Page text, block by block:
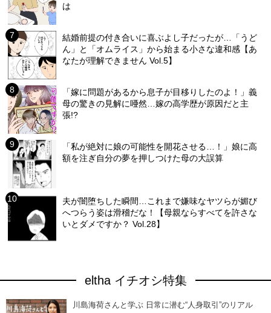
は
結婚前提の付き合いに喜ぶよし子だったが…「うど
ん」と「オムライス」から始まる小さな違和感【あ
なたが理解できません Vol.5】
「嫁に問題があるから息子が目移りしたのよ！」義
母の驚きの見解に唖然…嫁の高学歴が原因だと主
張!?
「私が絶対に娘の可能性を開花させる…！」娘に高
額を注ぎ自分の夢を押しつけた母の大誤算
夫が闇堕ちした瞬間…これまで嫌味なヤツらが媚び
へつらう姿は滑稽だな！【母親ならすべてを許さな
いとダメですか？ Vol.28】
eltha イチオシ特集
川島海荷さんと学ぶ 日常に潜む“人身取引”のリアル